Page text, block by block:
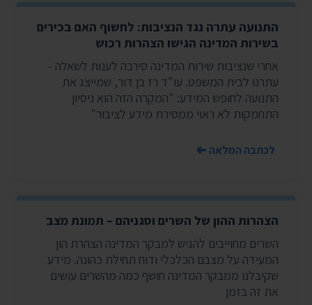
התנועה עתרה נגד הנציבות: לחשוף האם בכירים
בשירות המדינה הגישו הצהרות רכוש
אחרי שנציבות שירות המדינה סירבה לענות לשאלה -
עתרנו לבית המשפט. עו"ד רז בן דור, שמייצג את
התנועה לחופש המידע: "המקרה הזה הוא ניסיון
התחמקות לא ראוי ממסירת מידע לציבור"
לכתבה המלאה
הצהרות ההון של השרים וסגניהם – תמונת מצב
השרים מחוייבים להגיש למבקר המדינה הצהרת הון
המעידה על מצבם הכלכלי ודוח תחילת כהונה. מידע
שקיבלנו ממבקר המדינה חושף כמה מהשרים עושים
את זה בזמן